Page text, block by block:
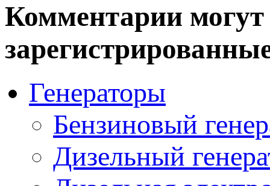
Комментарии могут
Генераторы
Бензиновый
Дизельный